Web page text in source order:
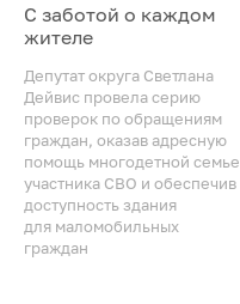
С заботой о каждом
жителе
Депутат округа Светлана
Дейвис провела серию
проверок по обращениям
граждан, оказав адресную
помощь многодетной семье
участника СВО и обеспечив
доступность здания
для маломобильных
граждан